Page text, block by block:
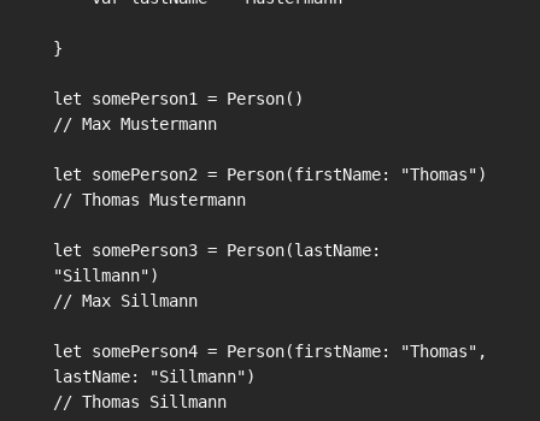
}
let somePerson1 = Person()
// Max Mustermann
let somePerson2 = Person(firstName: "Thomas")
// Thomas Mustermann
let somePerson3 = Person(lastName:
"Sillmann")
// Max Sillmann
let somePerson4 = Person(firstName: "Thomas",
lastName: "Sillmann")
// Thomas Sillmann